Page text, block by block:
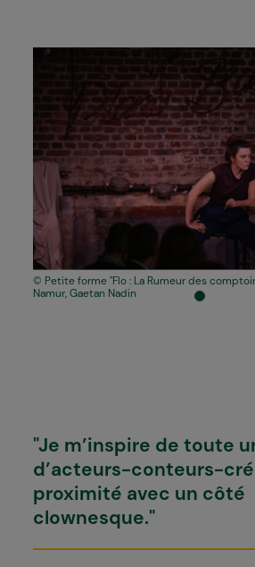
Petite forme "Flo : La Rumeur des
Namur, Gaetan Nadin
"Je m’inspire de toute
d’acteurs-conteurs-
proximité avec un côté
clownesque."